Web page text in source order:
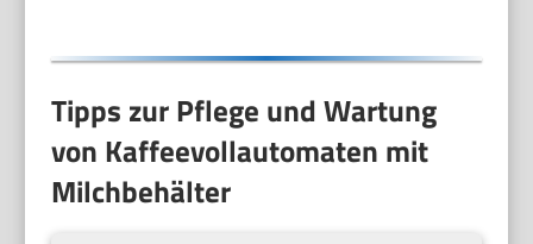
Tipps zur Pflege und Wartung
von Kaffeevollautomaten mit
Milchbehälter